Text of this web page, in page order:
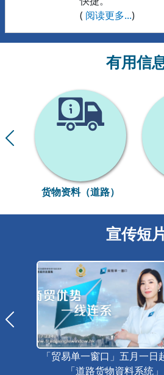
( 阅读更多...)
有用信
货物资料（道路）
宣传短
「贸易单一窗口」五月一日
「道路货物資料系统」